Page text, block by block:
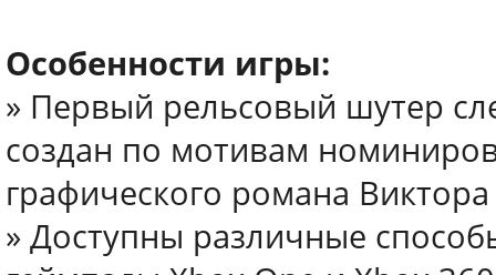
Особенности игры:
» Первый рельсовый шутер
создан по мотивам
графического романа
» Доступны различные